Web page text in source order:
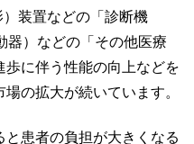
装置などの「診断機
器）などの「その他医療
に伴う性能の向上などを
の拡大が続いています。
患者の負担が大きくなる